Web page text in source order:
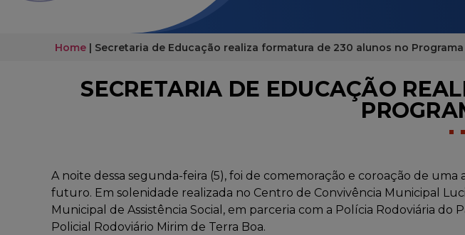
Home | Secretaria de Educação realiza formatura de 230 alunos no
SECRETARIA DE EDUCAÇÃO
A noite dessa segunda-feira (5), foi de comemoração e coroação de
futuro. Em solenidade realizada no Centro de Convivência Municipal
Municipal de Assistência Social, em parceria com a Polícia Rodoviária
Policial Rodoviário Mirim de Terra Boa.